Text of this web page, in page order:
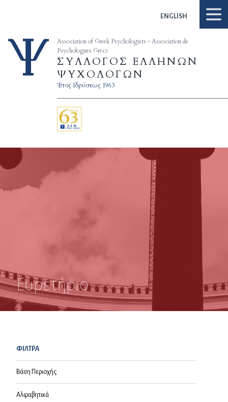
ENGLISH
Association of Greek Psychologists - Association de
Psychologues Grecs
ΣΥΛΛΟΓΟΣ ΕΛΛΗΝΩΝ
ΨΥΧΟΛΟΓΩΝ
Έτος Ιδρύσεως 1963
Ευρετήριο
ΦΙΛΤΡΑ
Βάση Περιοχής
Αλφαβητικά